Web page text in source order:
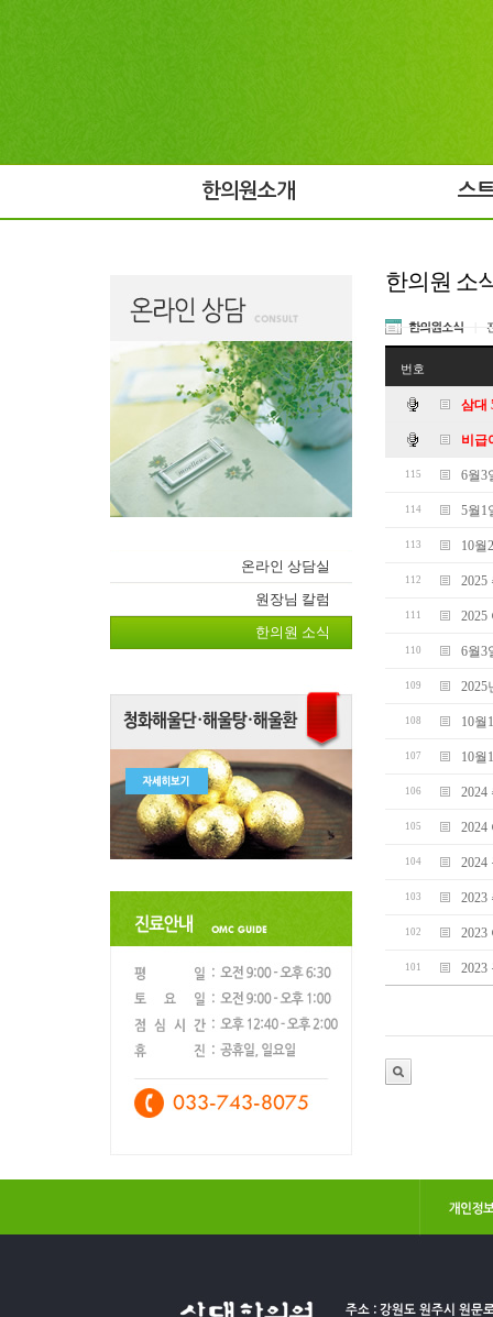
한의원소개 스
온라인 상담실
원장님 칼럼
한의원 소식
한의원 소
한의원소식
번호
삼대
비급
115 6월3
114 5월1
113 10월
112 2025
111 2025
110 6월3
109 2025
108 10월
107 10월
106 2024
105 2024
104 2024
103 2023
102 2023
101 2023